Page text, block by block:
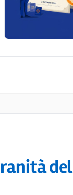
del